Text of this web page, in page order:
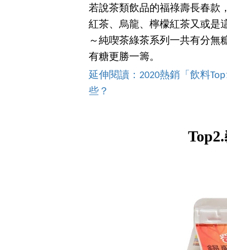
若說茶類飲品的福祿壽長春款
紅茶、烏龍、檸檬紅茶又或是
～純喫茶綠茶系列一共有分無
有糖更勝一籌。
延伸閱讀：2020熱銷「飲料
些？